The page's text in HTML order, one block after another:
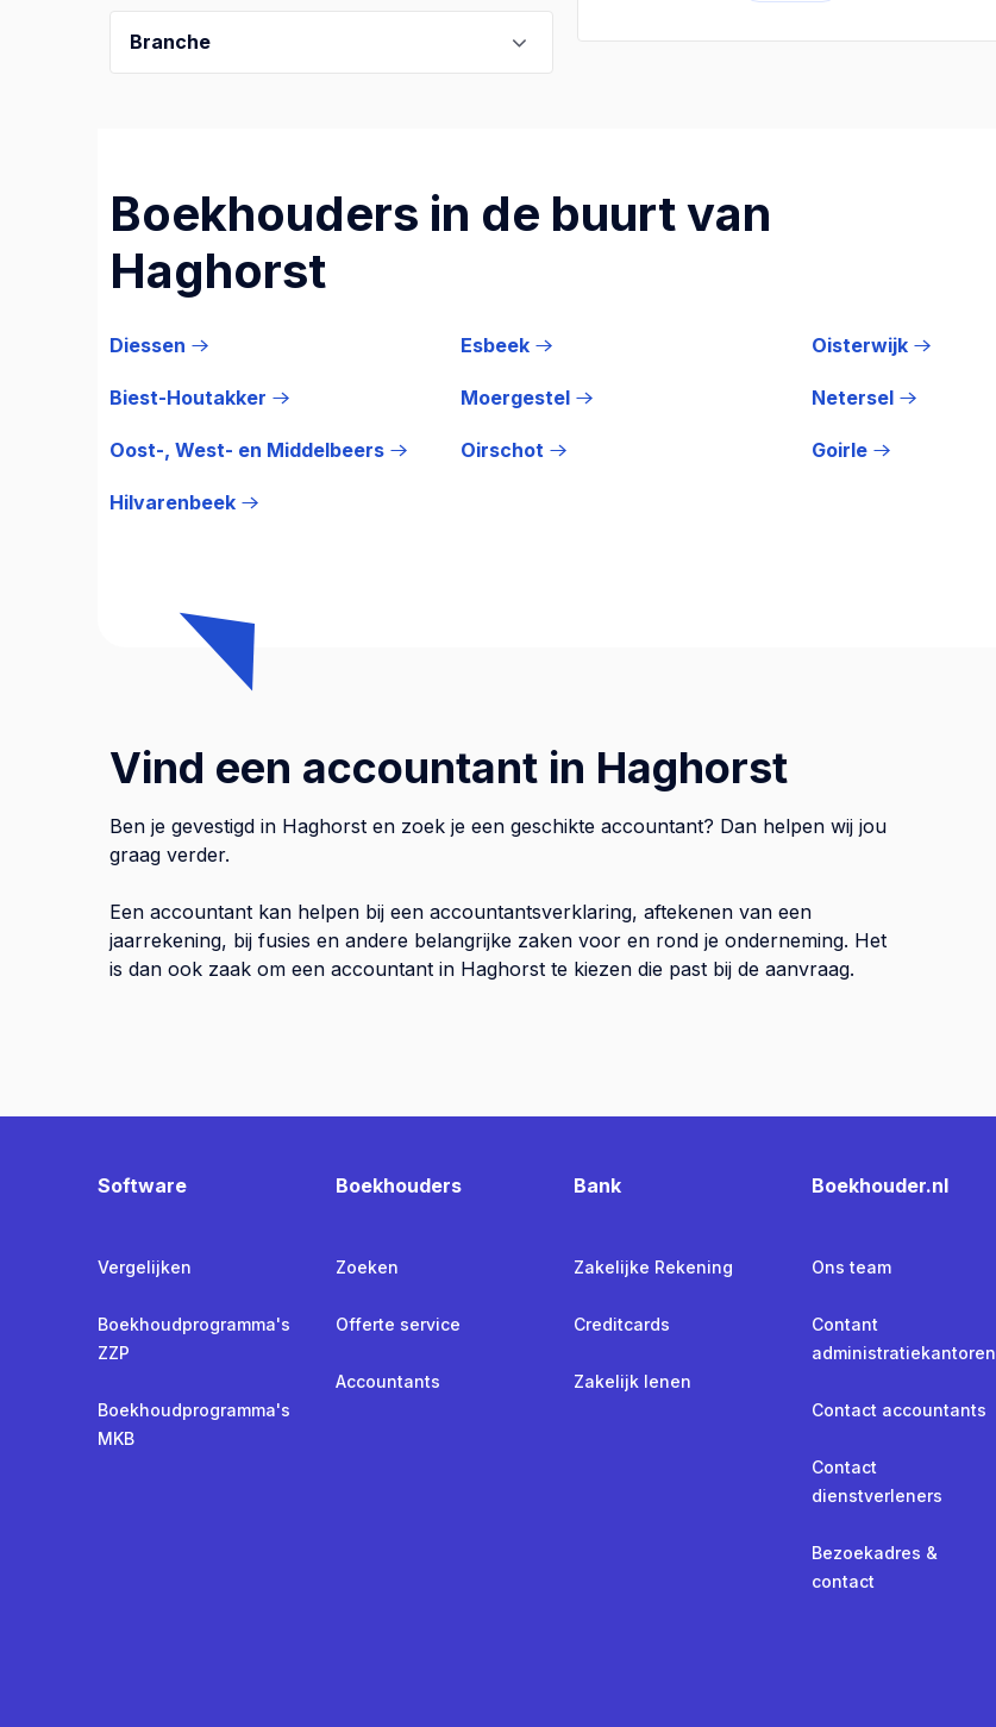
Branche
Boekhouders in de buurt van
Haghorst
Diessen
Biest-Houtakker
Oost-, West- en Middelbeers
Hilvarenbeek
Esbeek
Moergestel
Oirschot
Oisterwijk
Netersel
Goirle
Vind een accountant in Haghorst
Ben je gevestigd in Haghorst en zoek je een geschikte accountant? Dan helpen wij jou
graag verder.
Een accountant kan helpen bij een accountantsverklaring, aftekenen van een
jaarrekening, bij fusies en andere belangrijke zaken voor en rond je onderneming. Het
is dan ook zaak om een accountant in Haghorst te kiezen die past bij de aanvraag.
Software
Vergelijken
Boekhoudprogramma's
ZZP
Boekhoudprogramma's
MKB
Boekhouders
Zoeken
Offerte service
Accountants
Bank
Zakelijke Rekening
Creditcards
Zakelijk lenen
Boekhouder.nl
Ons team
Contant
administratiekantoren
Contact accountants
Contact
dienstverleners
Bezoekadres &
contact